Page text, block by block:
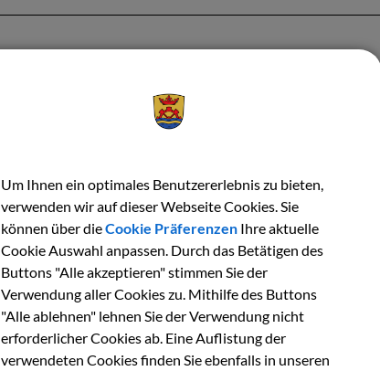
Sie wollen eine Immobilie erwerben oder ein Testament
weitere Fälle sind die vom Staat bestellten Notare die
Hier können Sie nach Notaren suchen.
Um Ihnen ein optimales Benutzererlebnis zu bieten,
verwenden wir auf dieser Webseite Cookies. Sie
können über dieCookie PräferenzenIhre aktuelle
Cookie Auswahl anpassen. Durch das Betätigen des
Buttons "Alle akzeptieren" stimmen Sie der
Verwendung aller Cookies zu. Mithilfe des Buttons
"Alle ablehnen" lehnen Sie der Verwendung nicht
erforderlicher Cookies ab. Eine Auflistung der
verwendeten Cookies finden Sie ebenfalls in unseren